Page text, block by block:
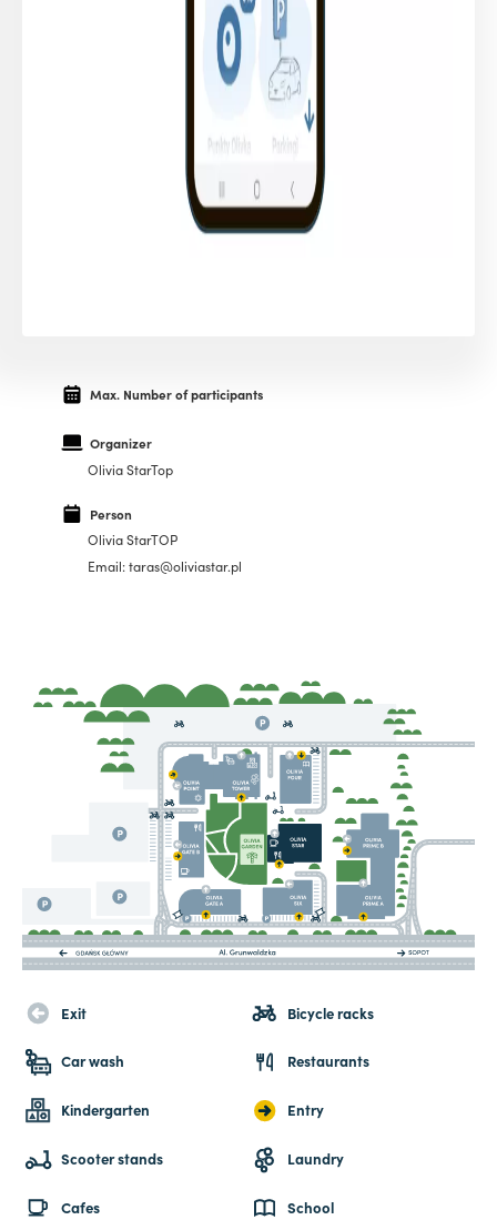
Max. Number of participants
Organizer
Olivia StarTop
Person
Olivia StarTOP
Email: taras@oliviastar.pl
Exit Bicycle racks
Car wash Restaurants
Kindergarten Entry
Scooter stands Laundry
Cafes School